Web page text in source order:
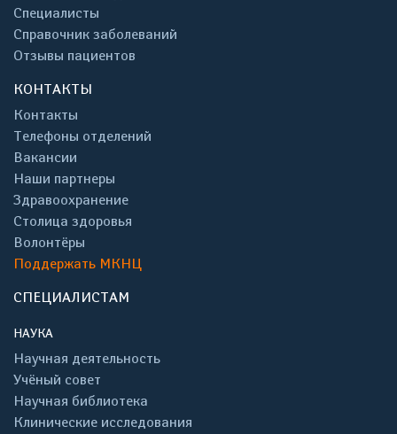
Специалисты
Справочник заболеваний
Отзывы пациентов
КОНТАКТЫ
Контакты
Телефоны отделений
Вакансии
Наши партнеры
Здравоохранение
Столица здоровья
Волонтёры
Поддержать МКНЦ
СПЕЦИАЛИСТАМ
НАУКА
Научная деятельность
Учёный совет
Научная библиотека
Клинические исследования